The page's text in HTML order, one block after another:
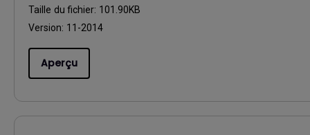
Taille du fichier: 101.90KB
Version: 11-2014
Aperçu